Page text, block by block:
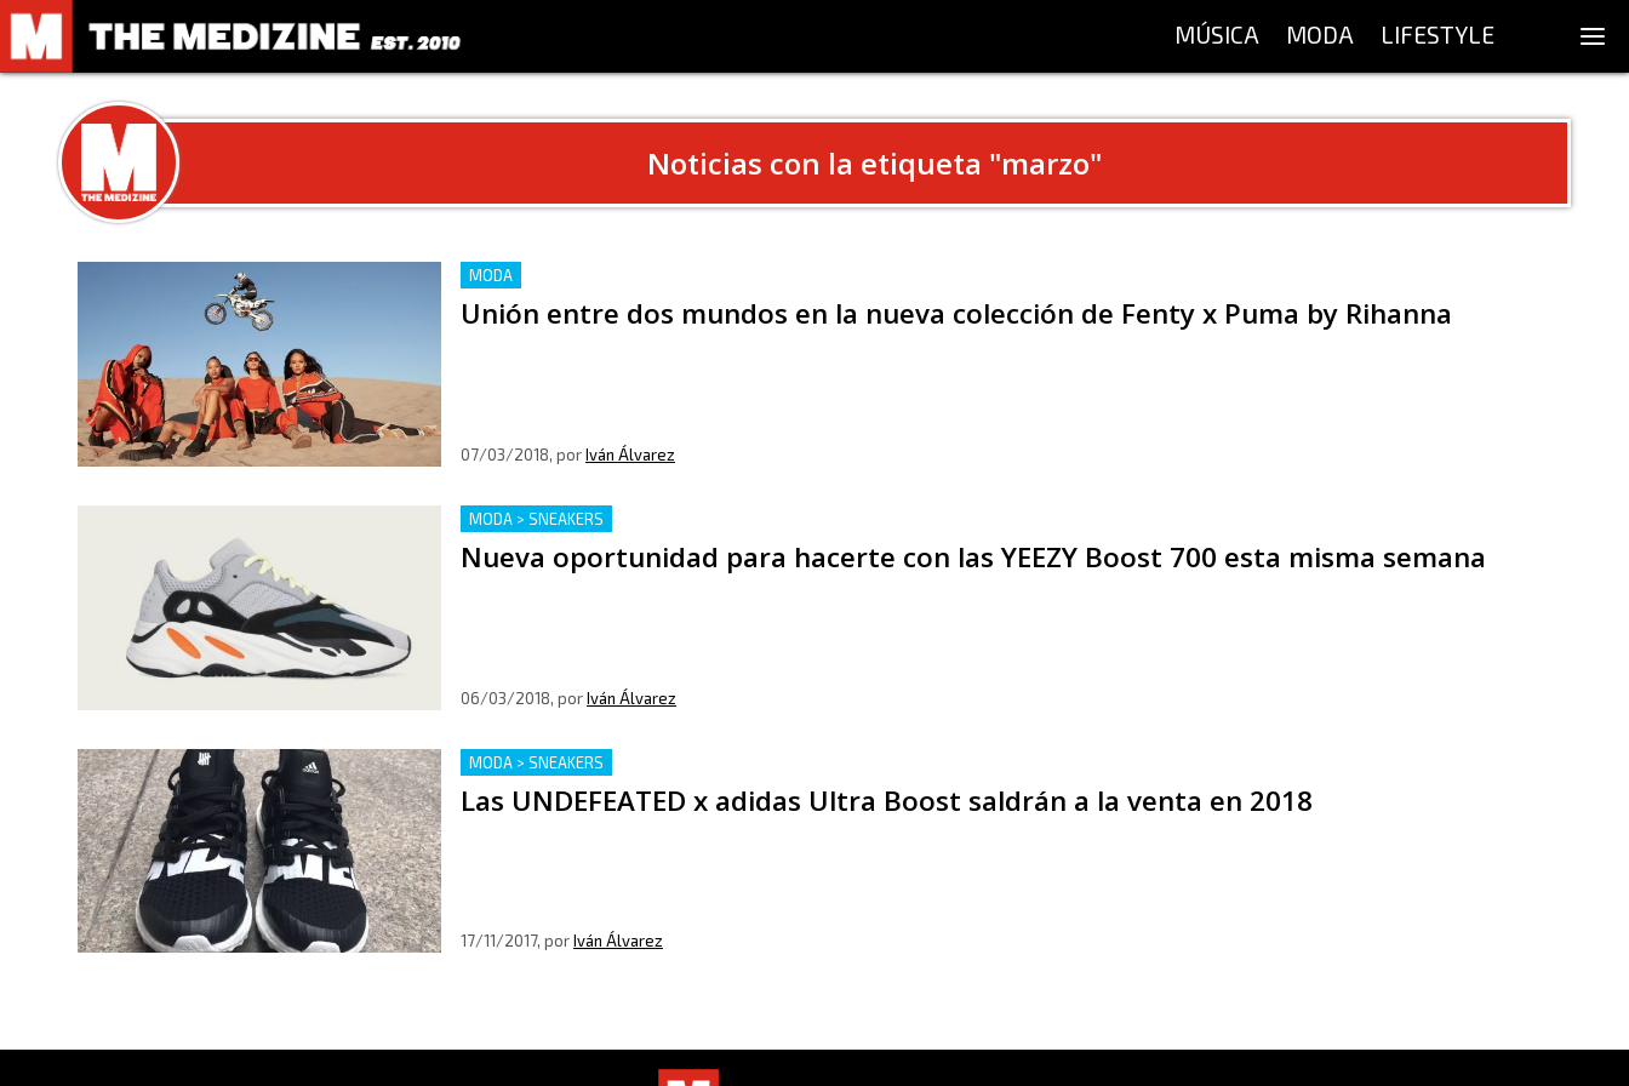
MÚSICA MODA LIFESTYLE
Noticias con la etiqueta "marzo"
MODA
Unión entre dos mundos en la nueva colección de Fenty x Puma by Rihanna
07/03/2018, porIván Álvarez
MODA > SNEAKERS
Nueva oportunidad para hacerte con las YEEZY Boost 700 esta misma semana
06/03/2018, porIván Álvarez
MODA > SNEAKERS
Las UNDEFEATED x adidas Ultra Boost saldrán a la venta en 2018
17/11/2017, porIván Álvarez